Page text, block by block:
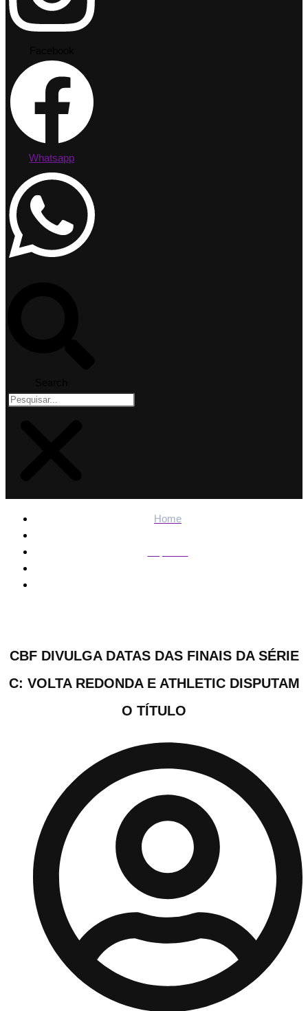
Whatsapp
Home
CBF DIVULGA DATAS DAS FINAIS DA SÉRIE
C: VOLTA REDONDA E ATHLETIC DISPUTAM
O TÍTULO